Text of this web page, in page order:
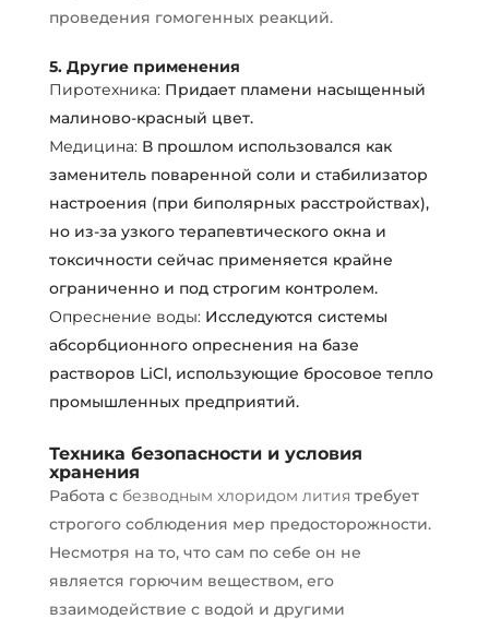
проведения гомогенных реакций.
5. Другие применения
Пиротехника: Придает пламени насыщенный
малиново-красный цвет.
Медицина: В прошлом использовался как
заменитель поваренной соли и стабилизатор
настроения (при биполярных расстройствах),
но из-за узкого терапевтического окна и
токсичности сейчас применяется крайне
ограниченно и под строгим контролем.
Опреснение воды: Исследуются системы
абсорбционного опреснения на базе
растворов LiCl, использующие бросовое тепло
промышленных предприятий.
Техника безопасности и условия
хранения
Работа с безводным хлоридом лития требует
строгого соблюдения мер предосторожности.
Несмотря на то, что сам по себе он не
является горючим веществом, его
взаимодействие с водой и другими